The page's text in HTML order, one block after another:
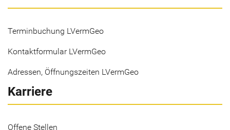
Terminbuchung LVermGeo
Kontaktformular LVermGeo
Adressen, Öffnungszeiten LVermGeo
Karriere
Offene Stellen